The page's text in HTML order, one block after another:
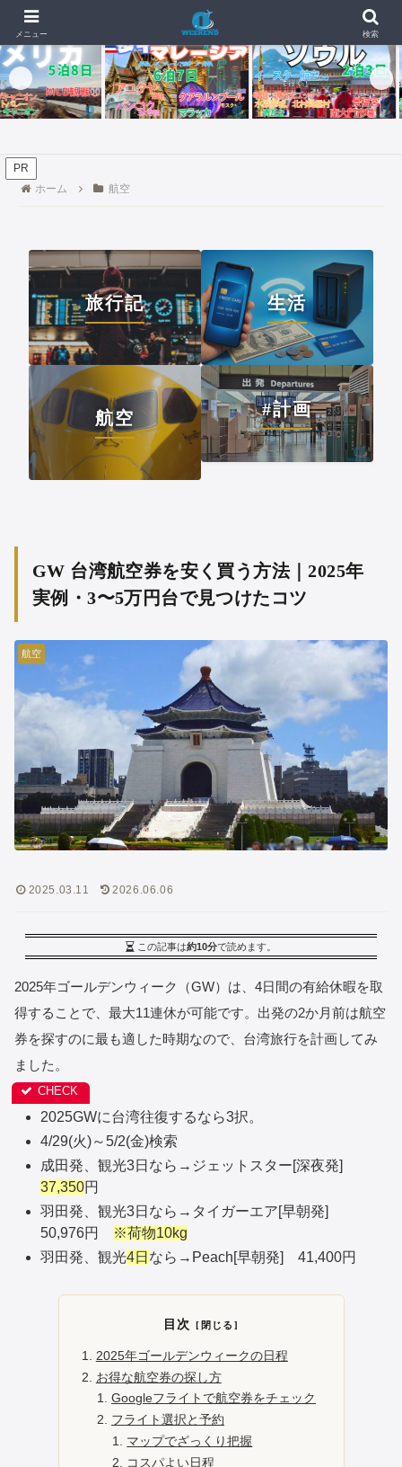
📰 新着記事
【4日目・最終日】イパオビーチでモンスターバーガー、チャモロプレ
PR
ホーム
航空
旅行記 生活
航空 #計画
GW 台湾航空券を安く買う方法｜2025年
実例・3〜5万円台で見つけたコツ
航空
2025.03.11 2026.06.06
この記事は約10分で読めます。
2025年ゴールデンウィーク（GW）は、4日間の有給休暇を取
得することで、最大11連休が可能です。出発の2か月前は航空
券を探すのに最も適した時期なので、台湾旅行を計画してみ
ました。
2025GWに台湾往復するなら3択。
4/29(火)～5/2(金)検索
成田発、観光3日なら→ジェットスター[深夜発]
37,350円
羽田発、観光3日なら→タイガーエア[早朝発]
50,976円
※荷物10kg
羽田発、観光4日 なら→Peach[早朝発] 41,400円
目次
2025年ゴールデンウィークの日程
お得な航空券の探し方
Googleフライトで航空券をチェック
フライト選択と予約
マップでざっくり把握
コスパよい日程
メニュー 検索